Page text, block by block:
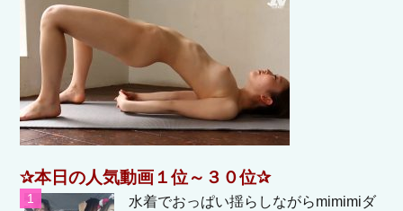
✰本日の人気動画１位～３０位✰
水着でおっぱい揺らしながらmimimiダ